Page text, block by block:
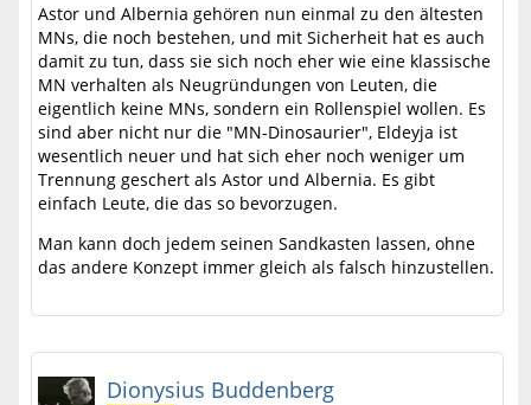
Astor und Albernia gehören nun einmal zu den ältesten
MNs, die noch bestehen, und mit Sicherheit hat es auch
damit zu tun, dass sie sich noch eher wie eine klassische
MN verhalten als Neugründungen von Leuten, die
eigentlich keine MNs, sondern ein Rollenspiel wollen. Es
sind aber nicht nur die "MN-Dinosaurier", Eldeyja ist
wesentlich neuer und hat sich eher noch weniger um
Trennung geschert als Astor und Albernia. Es gibt
einfach Leute, die das so bevorzugen.
Man kann doch jedem seinen Sandkasten lassen, ohne
das andere Konzept immer gleich als falsch hinzustellen.
Dionysius Buddenberg